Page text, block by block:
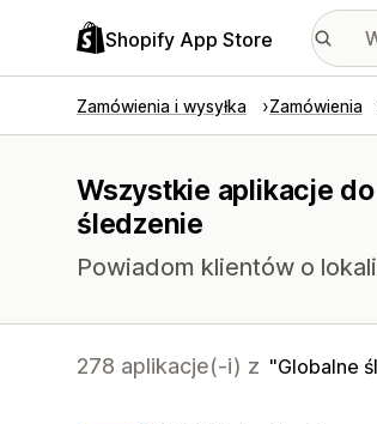
Shopify App Store
Zamówienia i wysyłka Zamówienia
Wszystkie aplikacje
śledzenie
Powiadom klientów o
278 aplikacje(-i) z Globalne